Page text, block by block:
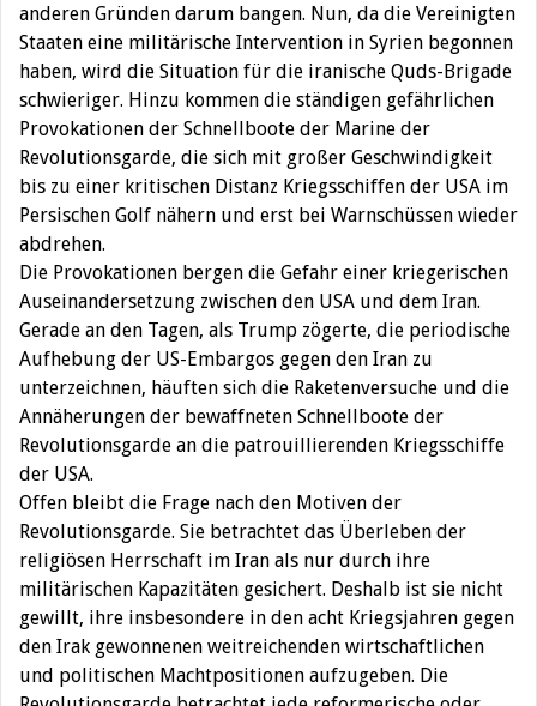
anderen Gründen darum bangen. Nun, da die Vereinigten
Staaten eine militärische Intervention in Syrien begonnen
haben, wird die Situation für die iranische Quds-Brigade
schwieriger. Hinzu kommen die ständigen gefährlichen
Provokationen der Schnellboote der Marine der
Revolutionsgarde, die sich mit großer Geschwindigkeit
bis zu einer kritischen Distanz Kriegsschiffen der USA im
Persischen Golf nähern und erst bei Warnschüssen wieder
abdrehen.
Die Provokationen bergen die Gefahr einer kriegerischen
Auseinandersetzung zwischen den USA und dem Iran.
Gerade an den Tagen, als Trump zögerte, die periodische
Aufhebung der US-Embargos gegen den Iran zu
unterzeichnen, häuften sich die Raketenversuche und die
Annäherungen der bewaffneten Schnellboote der
Revolutionsgarde an die patrouillierenden Kriegsschiffe
der USA.
Offen bleibt die Frage nach den Motiven der
Revolutionsgarde. Sie betrachtet das Überleben der
religiösen Herrschaft im Iran als nur durch ihre
militärischen Kapazitäten gesichert. Deshalb ist sie nicht
gewillt, ihre insbesondere in den acht Kriegsjahren gegen
den Irak gewonnenen weitreichenden wirtschaftlichen
und politischen Machtpositionen aufzugeben. Die